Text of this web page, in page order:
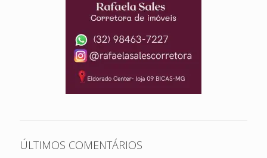
ÚLTIMOS COMENTÁRIOS